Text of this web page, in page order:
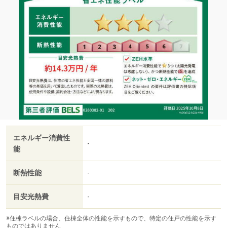
エネルギー消費性
能
-
断熱性能 -
目安光熱費 -
※住棟ラベルの場合、住棟全体の性能を示すもので、特定の住戸の性能を示す
ものではありません